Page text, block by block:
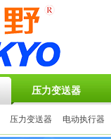
压力变送器
压力变送器 电动执行器